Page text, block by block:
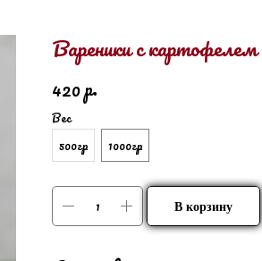
Вареники с
420р.
Вес
500гр
1000гр
В корзину